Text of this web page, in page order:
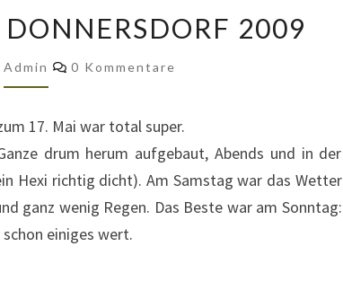
BEI
DONNERSDORF
2009
2009
Admin Kommentare
0 Kommentare
17. Mai war total super.
drum herum aufgebaut, Abends und in der
Hexi richtig dicht). Am Samstag war das Wetter
ganz wenig Regen. Das Beste war am Sonntag:
einiges wert.